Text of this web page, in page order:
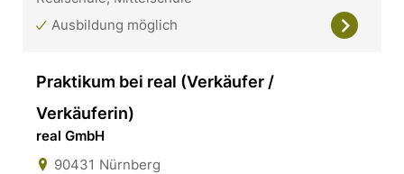
Ausbildung möglich
Praktikum bei real (Verkäufer /
Verkäuferin)
real GmbH
90431 Nürnberg